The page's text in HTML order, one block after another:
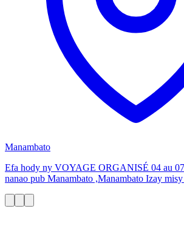
Manambato
Efa hody ny VOYAGE ORGANISÉ 04 au
nanao pub Manambato ,Manambato Izay